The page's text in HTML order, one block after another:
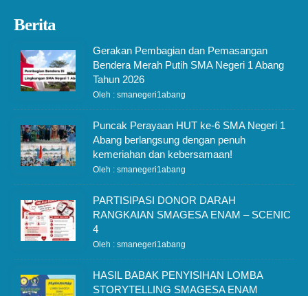
Berita
Gerakan Pembagian dan Pemasangan
Bendera Merah Putih SMA Negeri 1 Abang
Tahun 2026
Oleh : smanegeri1abang
Puncak Perayaan HUT ke-6 SMA Negeri 1
Abang berlangsung dengan penuh
kemeriahan dan kebersamaan!
Oleh : smanegeri1abang
PARTISIPASI DONOR DARAH
RANGKAIAN SMAGESA ENAM – SCENIC
4
Oleh : smanegeri1abang
HASIL BABAK PENYISIHAN LOMBA
STORYTELLING SMAGESA ENAM